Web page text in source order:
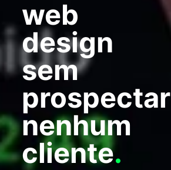
web
design
sem
prospectar
nenhum
cliente.